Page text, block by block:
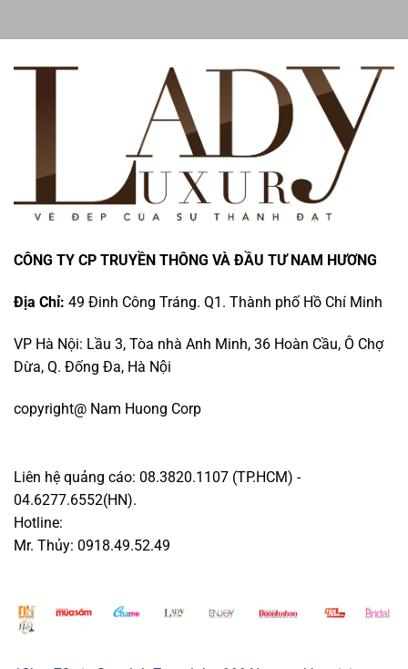
CÔNG TY CP TRUYỀN THÔNG VÀ ĐẦU TƯ NAM HƯƠNG
Địa Chỉ: 49 Đinh Công Tráng. Q1. Thành phố Hồ Chí Minh
VP Hà Nội: Lầu 3, Tòa nhà Anh Minh, 36 Hoàn Cầu, Ô Chợ
Dừa, Q. Đống Đa, Hà Nội
copyright@ Nam Huong Corp
Liên hệ quảng cáo: 08.3820.1107 (TP.HCM) -
04.6277.6552(HN).
Hotline:
Mr. Thủy: 0918.49.52.49